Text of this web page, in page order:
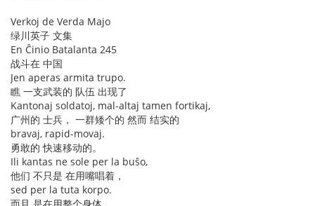
Verkoj de Verda Majo
绿川英子 文集
En Ĉinio Batalanta 245
战斗在 中国
Jen aperas armita trupo.
瞧 一支武装的 队伍 出现了
Kantonaj soldatoj, mal-altaj tamen fortikaj,
广州的 士兵， 一群矮个的 然而 结实的
bravaj, rapid-movaj.
勇敢的 快速移动的。
Ili kantas ne sole per la buŝo,
他们 不只是 在用嘴唱着，
sed per la tuta korpo.